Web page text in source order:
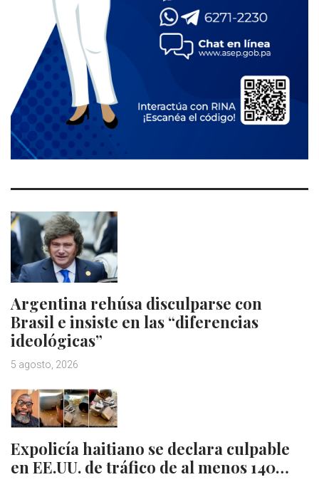
Argentina rehúsa disculparse con
Brasil e insiste en las “diferencias
ideológicas”
5 agosto, 2026
Expolicía haitiano se declara culpable
en EE.UU. de tráfico de al menos 140…